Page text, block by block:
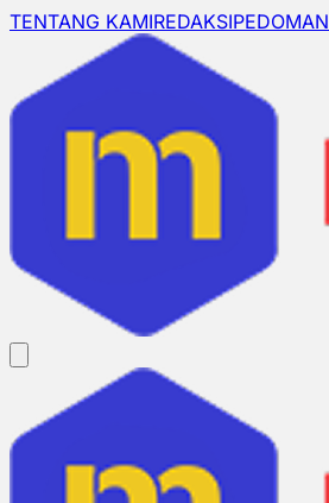
TENTANG KAMIREDAKSIPEDOMAN